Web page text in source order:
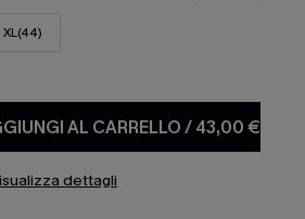
XL(44)
AL CARRELLO/43,00 €
dettagli